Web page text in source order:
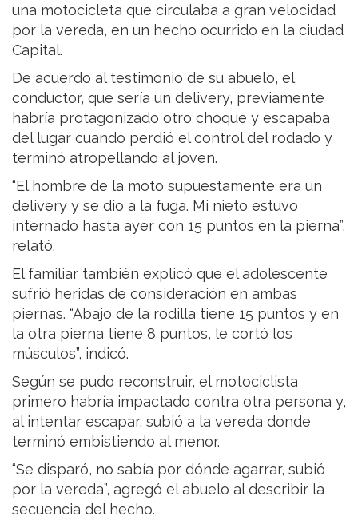
una motocicleta que circulaba a gran velocidad
por la vereda, en un hecho ocurrido en la ciudad
Capital.
De acuerdo al testimonio de su abuelo, el
conductor, que sería un delivery, previamente
habría protagonizado otro choque y escapaba
del lugar cuando perdió el control del rodado y
terminó atropellando al joven.
“El hombre de la moto supuestamente era un
delivery y se dio a la fuga. Mi nieto estuvo
internado hasta ayer con 15 puntos en la pierna”,
relató.
El familiar también explicó que el adolescente
sufrió heridas de consideración en ambas
piernas. “Abajo de la rodilla tiene 15 puntos y en
la otra pierna tiene 8 puntos, le cortó los
músculos”, indicó.
Según se pudo reconstruir, el motociclista
primero habría impactado contra otra persona y,
al intentar escapar, subió a la vereda donde
terminó embistiendo al menor.
“Se disparó, no sabía por dónde agarrar, subió
por la vereda”, agregó el abuelo al describir la
secuencia del hecho.